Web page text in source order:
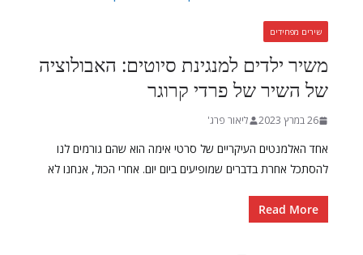
שירים מפחידים
משיר ילדים למנגינת סיוטים: האבולוציה
של השיר של פרדי קרוגר
26 במרץ 2023 ליאור פרג'
אחד האלמנטים העיקריים של סרטי אימה הוא שהם גורמים לנו
להסתכל אחרת בדברים שמופיעים ביום יום. אחרי הכול, אנחנו לא
Read More